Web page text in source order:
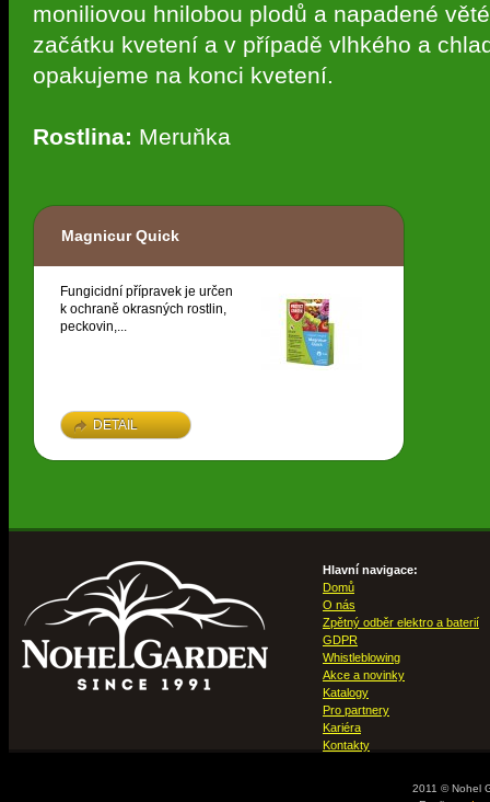
moniliovou hnilobou plodů a napadené
začátku kvetení a v případě vlhkého a
opakujeme na konci kvetení.
Rostlina: Meruňka
Magnicur Quick
Fungicidní přípravek je určen
k ochraně okrasných rostlin,
peckovin,...
DETAIL
Hlavní navigace:
Domů
O nás
Zpětný odběr elektro a baterií
GDPR
Whistleblowing
Akce a novinky
Katalogy
Pro partnery
Kariéra
Kontakty
2011 © Nohel